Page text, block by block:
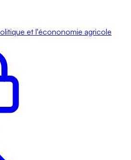
et l'écononomie agricole